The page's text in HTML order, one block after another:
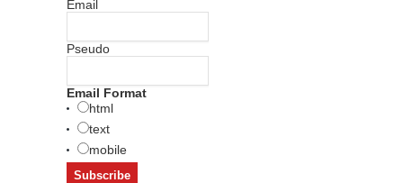
Email
Pseudo
Email Format
html
text
mobile